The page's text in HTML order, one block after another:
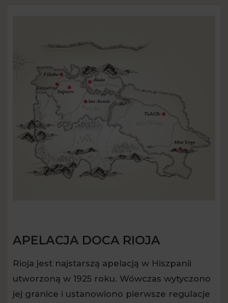
APELACJA DOCA RIOJA
Rioja jest najstarszą apelacją w Hiszpanii
utworzoną w 1925 roku. Wówczas wytyczono
jej granice i ustanowiono pierwsze regulacje